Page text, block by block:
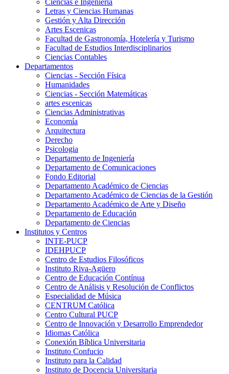
Ciencias e Ingeniería
Letras y Ciencias Humanas
Gestión y Alta Dirección
Artes Escenicas
Facultad de Gastronomía, Hotelería y Turismo
Facultad de Estudios Interdisciplinarios
Ciencias Contables
Departamentos
Ciencias - Sección Física
Humanidades
Ciencias - Sección Matemáticas
artes escenicas
Ciencias Administrativas
Economía
Arquitectura
Derecho
Psicologia
Departamento de Ingeniería
Departamento de Comunicaciones
Fondo Editorial
Departamento Académico de Ciencias
Departamento Académico de Ciencias de la Gestión
Departamento Académico de Arte y Diseño
Departamento de Educación
Departamento de Ciencias
Institutos y Centros
INTE-PUCP
IDEHPUCP
Centro de Estudios Filosóficos
Instituto Riva-Agüero
Centro de Educación Contínua
Centro de Análisis y Resolución de Conflictos
Especialidad de Música
CENTRUM Católica
Centro Cultural PUCP
Centro de Innovación y Desarrollo Emprendedor
Idiomas Católica
Conexión Bíblica Universitaria
Instituto Confucio
Instituto para la Calidad
Instituto de Docencia Universitaria